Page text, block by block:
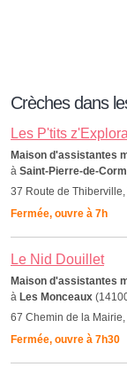
Crèches dans
Les P'tits
Maison d'assistantes
à Saint-Pierre-de-
37 Route de
Fermée, ouvre à 7h
Le Nid Douillet
Maison d'assistantes
à Les Monceaux
67 Chemin de la
Fermée, ouvre à 7h30